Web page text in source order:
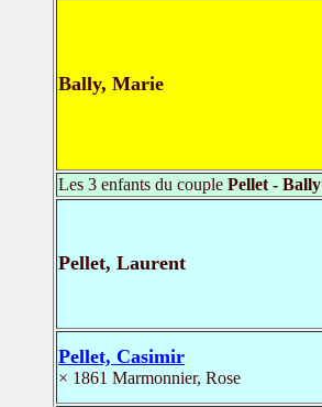
Bally, Marie
Les 3 enfants du couple Pellet - Bally
Pellet, Laurent
Pellet, Casimir
× 1861 Marmonnier, Rose